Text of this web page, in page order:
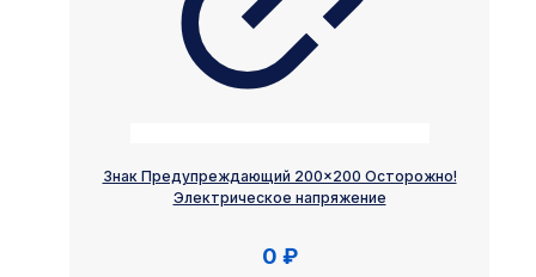
Знак Предупреждающий 200×200 Осторожно!
Электрическое напряжение
0 ₽